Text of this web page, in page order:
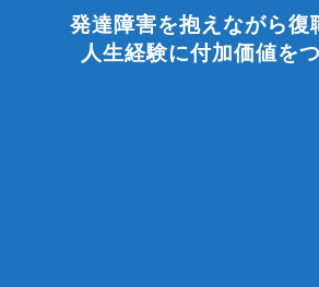
発達障害を抱えながら復
人生経験に付加価値を